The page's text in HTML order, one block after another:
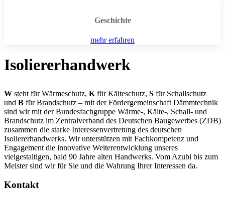
Geschichte
mehr erfahren
Isoliererhandwerk
W steht für Wärmeschutz, K für Kälteschutz, S für Schallschutz
und B für Brandschutz – mit der Fördergemeinschaft Dämmtechnik
sind wir mit der Bundesfachgruppe Wärme-, Kälte-, Schall- und
Brandschutz im Zentralverband des Deutschen Baugewerbes (ZDB)
zusammen die starke Interessenvertretung des deutschen
Isoliererhandwerks. Wir unterstützen mit Fachkompetenz und
Engagement die innovative Weiterentwicklung unseres
vielgestaltigen, bald 90 Jahre alten Handwerks. Vom Azubi bis zum
Meister sind wir für Sie und die Wahrung Ihrer Interessen da.
Kontakt